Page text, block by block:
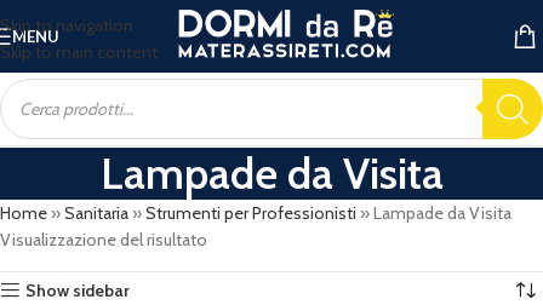
Skip to navigation
Skip to main content
MENU
Lampade da Visita
Home »Sanitaria »Strumenti per Professionisti »Lampade da Visita
Visualizzazione del risultato
Show sidebar